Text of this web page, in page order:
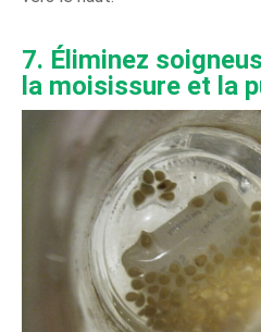
7. Éliminez
la moisissure et la